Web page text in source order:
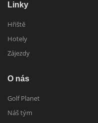
Linky
Hřiště
Hotely
Zájezdy
O nás
Golf Planet
Náš tým